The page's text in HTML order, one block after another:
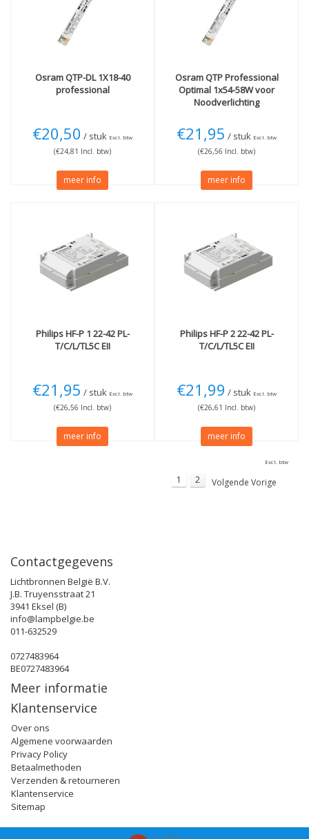
OsramQTP-DL 1X18-40
professional
€20,50 / stuk Excl. btw
(€24,81 Incl. btw)
meer info
OsramQTP Professional
Optimal 1x54-58W voor
Noodverlichting
€21,95 / stuk Excl. btw
(€26,56 Incl. btw)
meer info
PhilipsHF-P 1 22-42 PL-
T/C/L/TL5C EII
€21,95 / stuk Excl. btw
(€26,56 Incl. btw)
meer info
PhilipsHF-P 2 22-42 PL-
T/C/L/TL5C EII
€21,99 / stuk Excl. btw
(€26,61 Incl. btw)
meer info
Excl. btw
1 2 Volgende Vorige
Contactgegevens
Lichtbronnen België B.V.
J.B. Truyensstraat 21
3941 Eksel (B)
info@lampbelgie.be
011-632529
0727483964
BE0727483964
Meer informatie
Klantenservice
Over ons
Algemene voorwaarden
Privacy Policy
Betaalmethoden
Verzenden & retourneren
Klantenservice
Sitemap